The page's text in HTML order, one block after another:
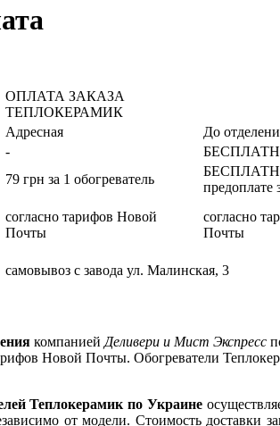
ОПЛАТА ЗАКАЗА
ТЕПЛОКЕРАМИК
Адресная
До
-
79 грн за 1 обогреватель
предоплате
согласно тарифов Новой
Почты
согласно
Почты
самовывоз с завода ул. Малинская, 3
компанией Деливери и Мист Экспресс
Новой Почты. Обогреватели
Теплокерамик по Украине
от модели. Стоимость доставки